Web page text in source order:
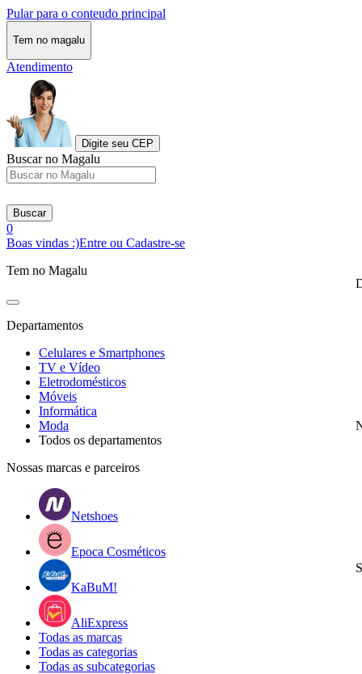
Pular para o conteudo principal
Tem no magalu
Atendimento
Digite seu CEP
Buscar no Magalu
Buscar
0
Boas vindas :)Entre ou Cadastre-se
Tem no Magalu
Departamentos
Celulares e Smartphones
TV e Vídeo
Eletrodomésticos
Móveis
Informática
Moda
Todos os departamentos
Nossas marcas e parceiros
Netshoes
Epoca Cosméticos
KaBuM!
AliExpress
Todas as marcas
Todas as categorias
Todas as subcategorias